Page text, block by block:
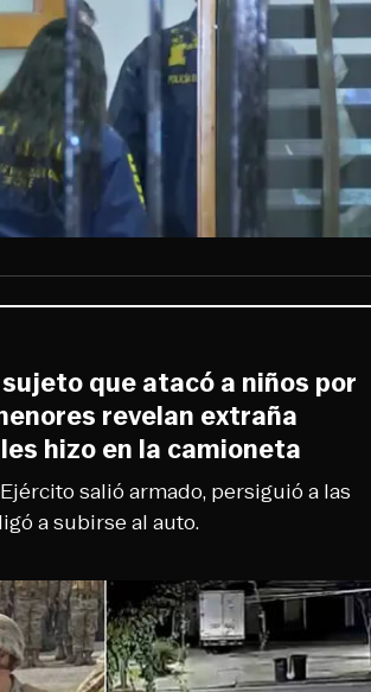
salió armado, persiguió a las
a subirse al auto.
que atacó a niños por
revelan extraña
hizo en la camioneta